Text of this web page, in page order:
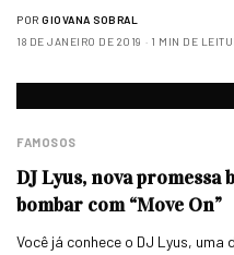
POR GIOVANA SOBRAL
18 DE JANEIRO DE 2019
1 MIN DE
FAMOSOS
DJ Lyus, nova
bombar com “Move On”
Você já conhece o DJ Lyus,